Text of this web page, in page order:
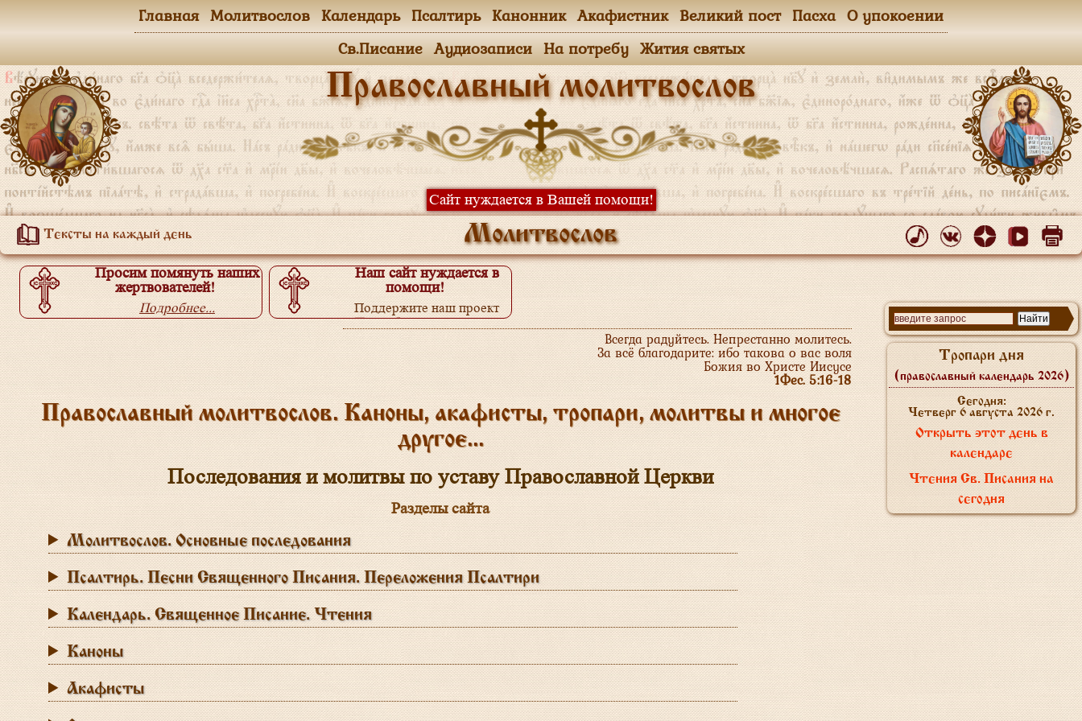
Православный молитвослов
Сайт нуждается в Вашей помощи!
Тексты на каждый день Молитвослов
Главная Молитвослов Календарь Псалтирь Канонник Акафистник Великий пост Пасха О упокоении
Св.Писание Аудиозаписи На потребу Жития святых
Просим помянуть наших
жертвователей!
Подробнее...
Наш сайт нуждается в
помощи!
Поддержите наш проект
Подробнее...
Всегда радуйтесь. Непрестанно молитесь.
За всё благодарите: ибо такова о вас воля
Божия во Христе Иисусе
1Фес. 5:16-18
Православный молитвослов. Каноны, акафисты, тропари, молитвы и многое
другое...
Последования и молитвы по уставу Православной Церкви
Разделы сайта
Молитвослов. Основные последования
Псалтирь. Песни Священного Писания. Переложения Псалтири
Календарь. Священное Писание. Чтения
Каноны
Акафисты
Тропари дня
(православный календарь 2026)
Сегодня:
Четверг 6 августа 2026 г.
Открыть этот день в
календаре
Чтения Св. Писания на
сегодня